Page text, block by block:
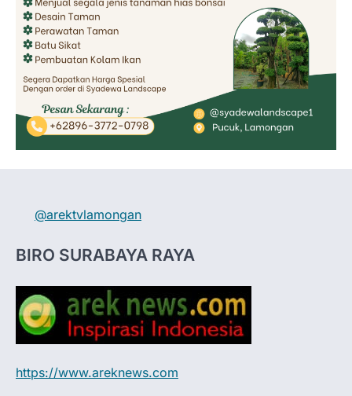
@arektvlamongan
BIRO SURABAYA RAYA
https://www.areknews.com